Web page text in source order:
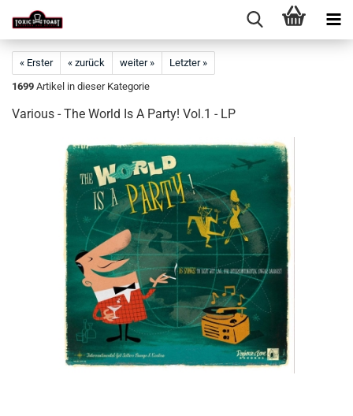
« Erster « zurück weiter »
Letzter »
1699 Artikel in dieser Kategorie
Various - The World Is A Party! Vol.1 - LP